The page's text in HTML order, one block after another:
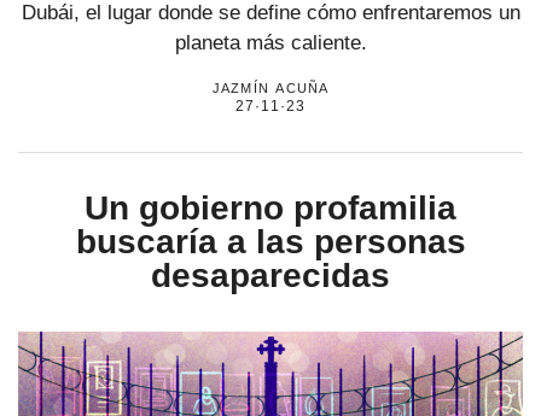
timeline
el surti
Dubái, el lugar donde se define cómo enfrentaremos un
planeta más caliente.
jazmín acuña
27·11·23
Un gobierno profamilia
buscaría a las personas
desaparecidas